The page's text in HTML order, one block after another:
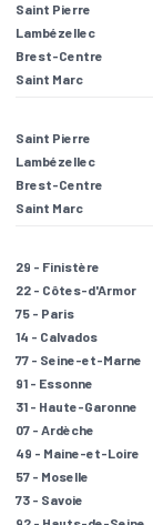
Saint Pierre
Lambézellec
Brest-Centre
Saint Marc
Saint Pierre
Lambézellec
Brest-Centre
Saint Marc
29 - Finistère
22 - Côtes-d'Armor
75 - Paris
14 - Calvados
77 - Seine-et-Marne
91 - Essonne
31 - Haute-Garonne
07 - Ardèche
49 - Maine-et-Loire
57 - Moselle
73 - Savoie